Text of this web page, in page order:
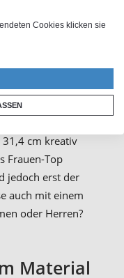
günstig, sondern
Bild beim Tank
oder nur
Tops selber
cm kreativ
Frauen-Top
jedoch erst der
auch mit einem
oder Herren?
Material
Cookies klicken sie